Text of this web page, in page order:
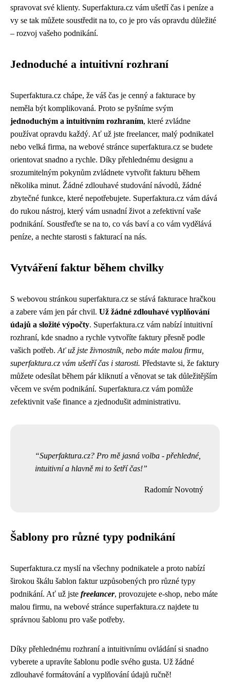
spravovat své klienty. Superfaktura.cz vám ušetří čas i peníze a
vy se tak můžete soustředit na to, co je pro vás opravdu důležité
– rozvoj vašeho podnikání.
Jednoduché a intuitivní rozhraní
Superfaktura.cz chápe, že váš čas je cenný a fakturace by
neměla být komplikovaná. Proto se pyšníme svým
jednoduchým a intuitivním rozhraním, které zvládne
používat opravdu každý. Ať už jste freelancer, malý podnikatel
nebo velká firma, na webové stránce superfaktura.cz se budete
orientovat snadno a rychle. Díky přehlednému designu a
srozumitelným pokynům zvládnete vytvořit fakturu během
několika minut. Žádné zdlouhavé studování návodů, žádné
zbytečné funkce, které nepotřebujete. Superfaktura.cz vám dává
do rukou nástroj, který vám usnadní život a zefektivní vaše
podnikání. Soustřeďte se na to, co vás baví a co vám vydělává
peníze, a nechte starosti s fakturací na nás.
Vytváření faktur během chvilky
S webovou stránkou superfaktura.cz se stává fakturace hračkou
a zabere vám jen pár chvil. Už žádné zdlouhavé vyplňování
údajů a složité výpočty. Superfaktura.cz vám nabízí intuitivní
rozhraní, kde snadno a rychle vytvoříte faktury přesně podle
vašich potřeb. Ať už jste živnostník, nebo máte malou firmu,
superfaktura.cz vám ušetří čas i starosti. Představte si, že faktury
můžete odesílat během pár kliknutí a věnovat se tak důležitějším
věcem ve svém podnikání. Superfaktura.cz vám pomůže
zefektivnit vaše finance a zjednodušit administrativu.
Superfaktura.cz? Pro mě jasná volba - přehledné,
intuitivní a hlavně mi to šetří čas!
Radomír Novotný
Šablony pro různé typy podnikání
Superfaktura.cz myslí na všechny podnikatele a proto nabízí
širokou škálu šablon faktur uzpůsobených pro různé typy
podnikání. Ať už jste freelancer, provozujete e-shop, nebo máte
malou firmu, na webové stránce superfaktura.cz najdete tu
správnou šablonu pro vaše potřeby.
Díky přehlednému rozhraní a intuitivnímu ovládání si snadno
vyberete a upravíte šablonu podle svého gusta. Už žádné
zdlouhavé formátování a vyplňování údajů ručně!